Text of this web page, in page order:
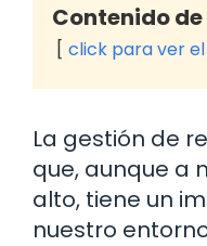
Contenido
click para ver
La gestión de
que, aunque a
alto, tiene un
nuestro